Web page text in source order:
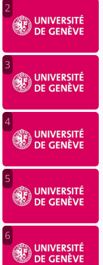
2
3
4
5
6